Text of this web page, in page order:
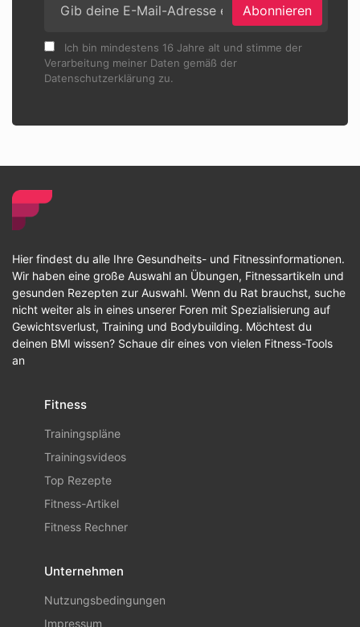
Abonnieren
Ich bin mindestens 16 Jahre alt und stimme der
Verarbeitung meiner Daten gemäß der
Datenschutzerklärung zu.
Hier findest du alle Ihre Gesundheits- und Fitnessinformationen.
Wir haben eine große Auswahl an Übungen, Fitnessartikeln und
gesunden Rezepten zur Auswahl. Wenn du Rat brauchst, suche
nicht weiter als in eines unserer Foren mit Spezialisierung auf
Gewichtsverlust, Training und Bodybuilding. Möchtest du
deinen BMI wissen? Schaue dir eines von vielen Fitness-Tools
an
Fitness
Trainingspläne
Trainingsvideos
Top Rezepte
Fitness-Artikel
Fitness Rechner
Unternehmen
Nutzungsbedingungen
Impressum